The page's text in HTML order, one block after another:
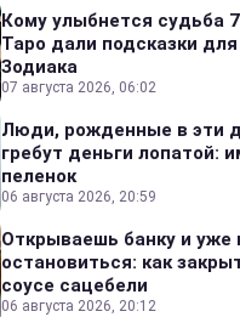
Кому улыбнется судьба
Таро дали подсказки для
Зодиака
07 августа 2026, 06:02
Люди, рожденные в эти
гребут деньги лопатой:
пеленок
06 августа 2026, 20:59
Открываешь банку и уже
остановиться: как
соусе сацебели
06 августа 2026, 20:12